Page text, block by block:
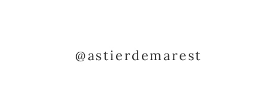
@astierdemarest